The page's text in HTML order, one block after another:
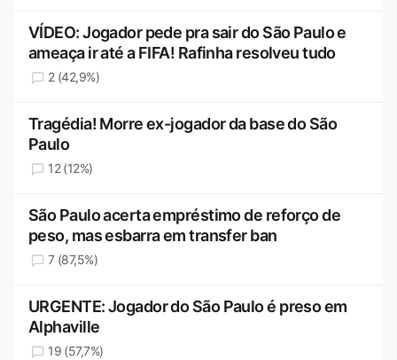
VÍDEO: Jogador pede pra sair do São Paulo e
ameaça ir até a FIFA! Rafinha resolveu tudo
2 (42,9%)
Tragédia! Morre ex-jogador da base do São
Paulo
12 (12%)
São Paulo acerta empréstimo de reforço de
peso, mas esbarra em transfer ban
7 (87,5%)
URGENTE: Jogador do São Paulo é preso em
Alphaville
19 (57,7%)